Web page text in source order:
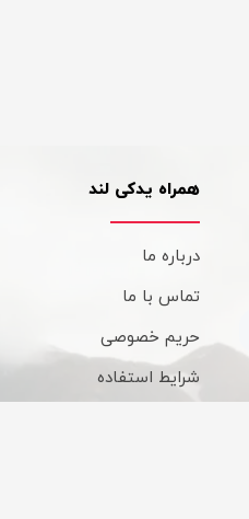
همراه یدکی لند
درباره ما
تماس با ما
حریم خصوصی
شرایط استفاده